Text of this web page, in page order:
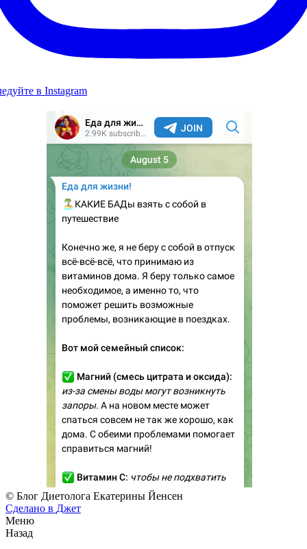
в Instagram
© Блог Диетолога Екатерины Йенсен
Сделано в Джет
Меню
Назад